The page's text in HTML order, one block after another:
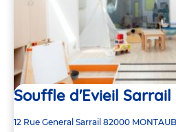
Souffle d'Evieil
Adresse
12 Rue General Sarrail 82000